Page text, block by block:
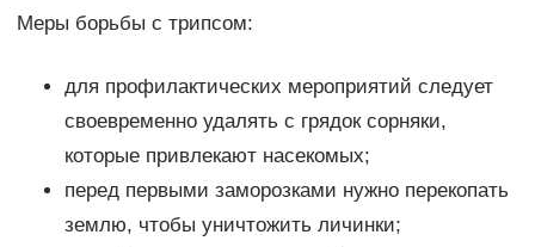
Меры борьбы с трипсом:
для профилактических мероприятий следует
своевременно удалять с грядок сорняки,
которые привлекают насекомых;
перед первыми заморозками нужно перекопать
землю, чтобы уничтожить личинки;